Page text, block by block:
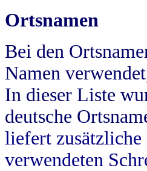
Ortsnamen
Bei den
Namen
In dieser Liste
deutsche
liefert zusätzliche
verwendeten